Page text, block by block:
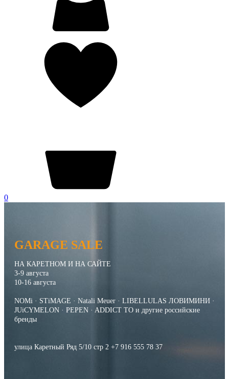
0
GARAGE SALE
НА КАРЕТНОМ И НА САЙТЕ
3-9 августа
10-16 августа
NOMi · STiMAGE · Natali Meuer · LIBELLULAS ЛОВИМИНИ ·
JUiCYMELON · PEPEN · ADDICT TO и другие российские
бренды
улица Каретный Ряд 5/10 стр 2 +7 916 555 78 37